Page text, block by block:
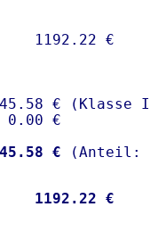
€ (Klasse I)
€
€
1192.22 €